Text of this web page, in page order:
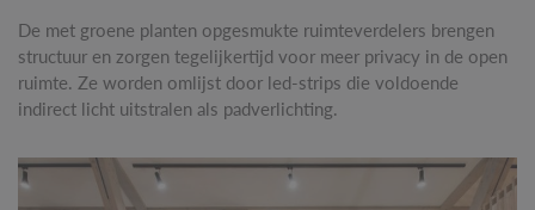
De met groene planten opgesmukte ruimteverdelers brengen
structuur en zorgen tegelijkertijd voor meer privacy in de open
ruimte. Ze worden omlijst door led-strips die voldoende
indirect licht uitstralen als padverlichting.